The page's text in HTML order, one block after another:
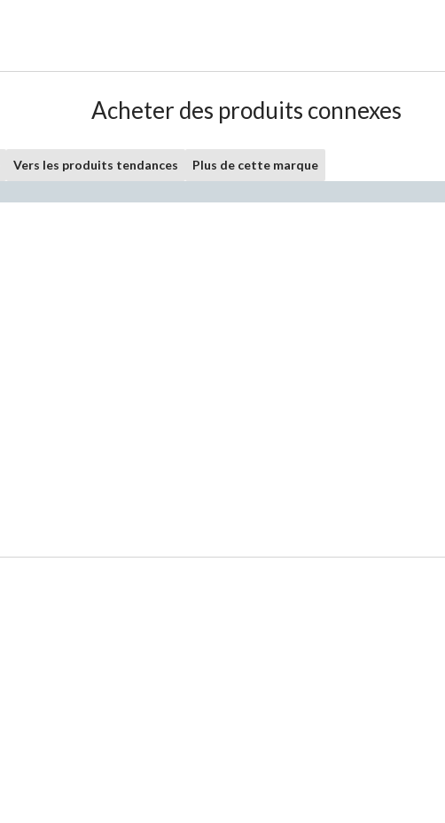
Acheter des produits connexes
Vers les produits tendances Plus de cette marque